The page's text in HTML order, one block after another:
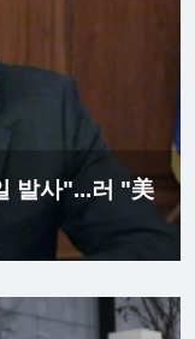
발사"...러 "美